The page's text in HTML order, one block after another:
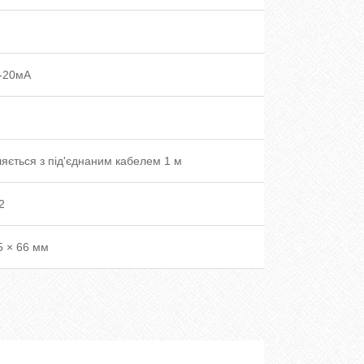
20мА
з під'єднаним кабелем 1 м
× 66 мм